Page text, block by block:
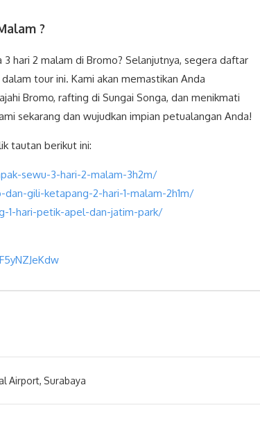
?
hari 2 malam di Bromo? Selanjutnya, segera daftar
tour ini. Kami akan memastikan Anda
Bromo, rafting di Sungai Songa, dan menikmati
sekarang dan wujudkan impian petualangan Anda!
tautan berikut ini:
sewu-3-hari-2-malam-3h2m/
gili-ketapang-2-hari-1-malam-2h1m/
hari-petik-apel-dan-jatim-park/
Airport, Surabaya